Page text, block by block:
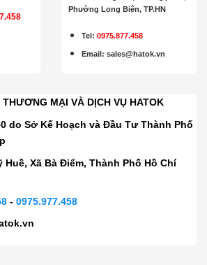
Phường Long Biên, TP.HN
Tel: 0975.877.458
Email :sales@hatok.vn
THƯƠNG MẠI VÀ DỊCH VỤ HATOK
do Sở Kế Hoạch và Đầu Tư Thành Phố
Huề, Xã Bà Điểm, Thành Phố Hồ Chí
-0975.977.458